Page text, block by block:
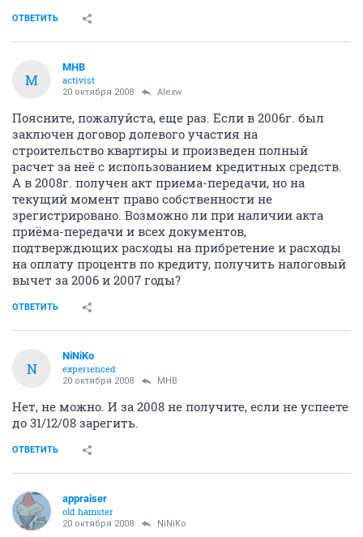
ОТВЕТИТЬ
М
МНВ
activist
20 октября 2008 Alexw
Поясните, пожалуйста, еще раз. Если в 2006г. был
заключен договор долевого участия на
строительство квартиры и произведен полный
расчет за неё с использованием кредитных средств.
А в 2008г. получен акт приема-передачи, но на
текущий момент право собственности не
зрегистрировано. Возможно ли при наличии акта
приёма-передачи и всех документов,
подтверждющих расходы на прибретение и расходы
на оплату процентв по кредиту, получить налоговый
вычет за 2006 и 2007 годы?
ОТВЕТИТЬ
N
NiNiKo
experienced
20 октября 2008 МНВ
Нет, не можно. И за 2008 не получите, если не успеете
до 31/12/08 зарегить.
ОТВЕТИТЬ
appraiser
old hamster
20 октября 2008 NiNiKo